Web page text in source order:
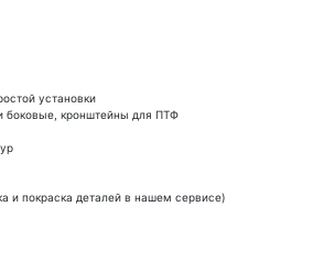
установки
боковые, кронштейны для ПТФ
и покраска деталей в нашем сервисе)